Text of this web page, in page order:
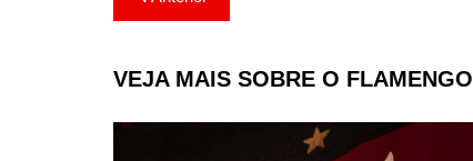
de
Post
VEJA MAIS SOBRE O FLAMENGO